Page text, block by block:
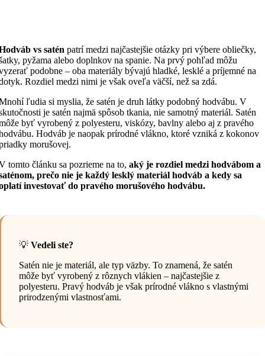
vs satén patrí medzi najčastejšie otázky pri výbere obliečky,
pyžama alebo doplnkov na spanie. Na prvý pohľad môžu
podobne – oba materiály bývajú hladké, lesklé a príjemné na
Rozdiel medzi nimi je však oveľa väčší, než sa zdá.
ľudia si myslia, že satén je druh látky podobný hodvábu. V
je satén najmä spôsob tkania, nie samotný materiál. Satén
byť vyrobený z polyesteru, viskózy, bavlny alebo aj z pravého
Hodváb je naopak prírodné vlákno, ktoré vzniká z kokonov
morušovej.
tomto článku sa pozrieme na to, aký je rozdiel medzi hodvábom a
prečo nie je každý lesklý materiál hodváb a kedy sa
investovať do pravého morušového hodvábu.
💡 Vedeli ste?
Satén nie je materiál, ale typ väzby. To znamená, že satén
môže byť vyrobený z rôznych vlákien – najčastejšie z
polyesteru. Pravý hodváb je však prírodné vlákno s vlastnými
prirodzenými vlastnosťami.